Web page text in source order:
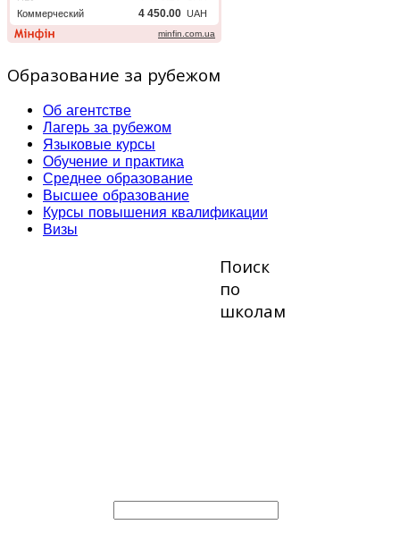
Образование за рубежом
Об агентстве
Лагерь за рубежом
Языковые курсы
Обучение и практика
Среднее образование
Высшее образование
Курсы повышения квалификации
Визы
Поиск
по
школам